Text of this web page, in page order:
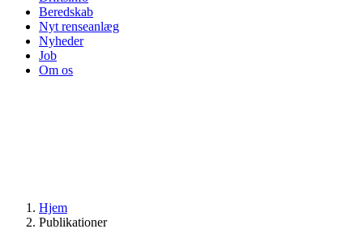
Beredskab
Nyt renseanlæg
Nyheder
Job
Om os
Hjem
Publikationer